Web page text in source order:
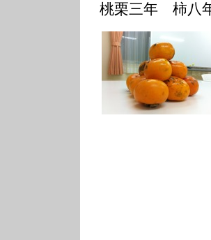
桃栗三年 柿八